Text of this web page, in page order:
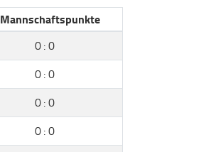
Mannschaftspunkte
0:0
0:0
0:0
0:0